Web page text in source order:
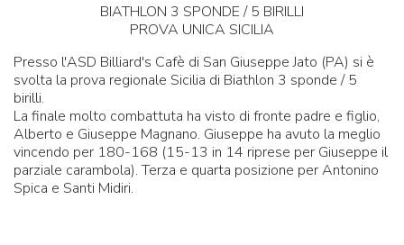
BIATHLON 3 SPONDE / 5 BIRILLI
PROVA UNICA SICILIA
Presso l'ASD Billiard's Cafè di San Giuseppe Jato (PA) si è
svolta la prova regionale Sicilia di Biathlon 3 sponde / 5
birilli.
La finale molto combattuta ha visto di fronte padre e figlio,
Alberto e Giuseppe Magnano. Giuseppe ha avuto la meglio
vincendo per 180-168 (15-13 in 14 riprese per Giuseppe il
parziale carambola). Terza e quarta posizione per Antonino
Spica e Santi Midiri.